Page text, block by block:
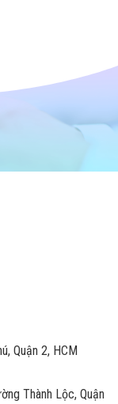
Quận 2, HCM
Thành Lộc, Quận